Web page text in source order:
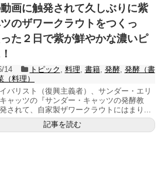
画に触発されて久しぶりに紫
のザワークラウトをつくっ
た２日で紫が鮮やかな濃いピ
14 トピック , 料理, 書籍, 発酵, 発酵（書
（料理）
バリスト（復興主義者）、サンダー・エリ
ャッツの『サンダー・キャッツの発酵教
されて、自家製ザワークラウトにはまり...
記事を読む